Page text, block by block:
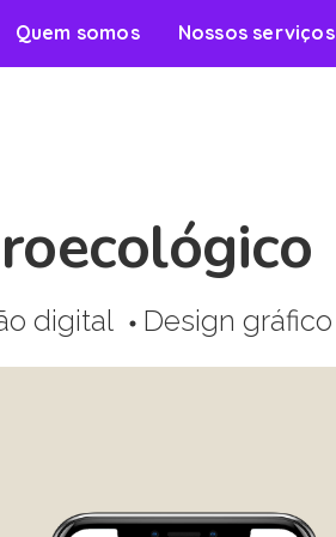
Quem somos Nossos serviços
digital circle Design gráfico